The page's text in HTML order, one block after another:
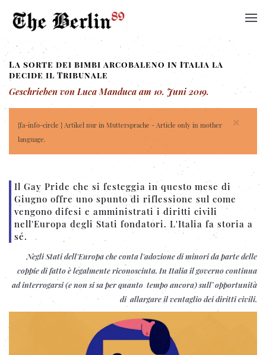
La sorte dei bimbi arcobaleno in Italia la
decide il Tribunale
Geschrieben von Luca Manduca am 10. Juni 2019.
×
{fa-info-circle } Artikel nur in Muttersprache - Article only in mother
language.
Il Gay Pride che si festeggia in questo mese di
Giugno offre uno spunto di riflessione sul come
vengono difesi e amministrati i diritti civili
nell'Europa degli Stati fondatori. L'Italia fa storia a
sé.
Negli Stati dell'Europa che conta l'adozione di minori da parte delle
coppie di fatto è legalmente riconosciuta. In Italia il governo continua
ad interrogarsi (e non si sa per quanto tempo ancora) sull’ opportunità
di allargare il ventaglio dei diritti civili.